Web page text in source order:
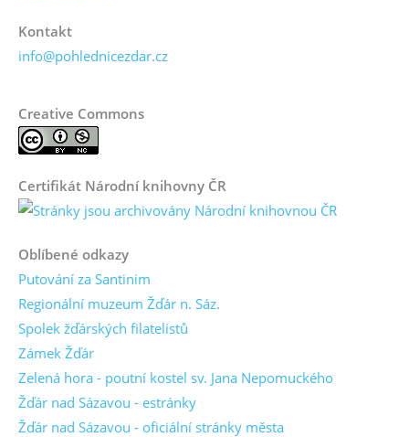
Kontakt
info@pohlednicezdar.cz
Creative Commons
Certifikát Národní knihovny ČR
Oblíbené odkazy
Putování za Santinim
Regionální muzeum Žďár n. Sáz.
Spolek žďárských filatelistů
Zámek Žďár
Zelená hora - poutní kostel sv. Jana Nepomuckého
Žďár nad Sázavou - estránky
Žďár nad Sázavou - oficiální stránky města